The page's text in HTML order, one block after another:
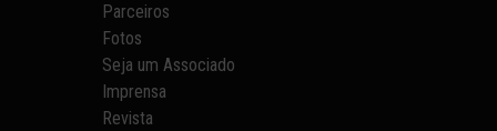
Parceiros
Fotos
Seja um Associado
Imprensa
Revista